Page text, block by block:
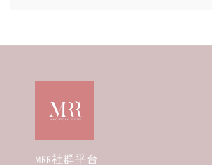
MRR社群平台